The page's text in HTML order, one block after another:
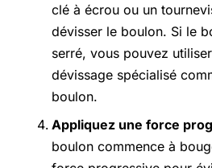
clé à écrou ou un
dévisser le boulon. Si le
serré, vous pouvez
dévissage spécialisé
boulon.
Appliquez une force
boulon commence à